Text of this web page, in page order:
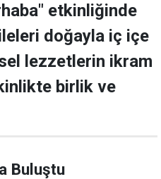
etkinliğinde
doğayla iç içe
lezzetlerin ikram
birlik ve
Buluştu